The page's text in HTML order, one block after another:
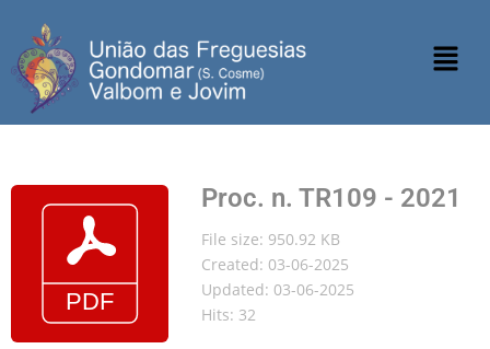
Proc. n. TR109 - 2021
File size: 950.92 KB
Created: 03-06-2025
Updated: 03-06-2025
Hits: 32